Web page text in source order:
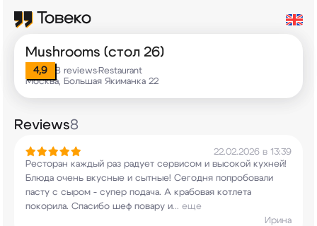
Mushrooms (стол 26)
4,9 8 reviews•Restaurant
Москва, Большая Якиманка 22
Reviews8
22.02.2026 в 13:39
Ресторан каждый раз радует сервисом и высокой кухней!
Блюда очень вкусные и сытные! Сегодня попробовали
пасту с сыром - супер подача. А крабовая котлета
покорила. Спасибо шеф повару и... еще
Ирина